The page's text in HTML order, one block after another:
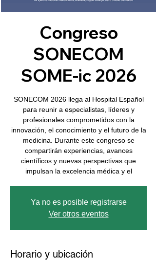
Congreso
SONECOM
SOME-ic 2026
SONECOM 2026 llega al Hospital Español
para reunir a especialistas, líderes y
profesionales comprometidos con la
innovación, el conocimiento y el futuro de la
medicina. Durante este congreso se
compartirán experiencias, avances
científicos y nuevas perspectivas que
impulsan la excelencia médica y el
Ya no es posible registrarse
Ver otros eventos
Horario y ubicación